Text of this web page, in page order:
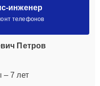
инженер
телефонов
Петров
– 7 лет